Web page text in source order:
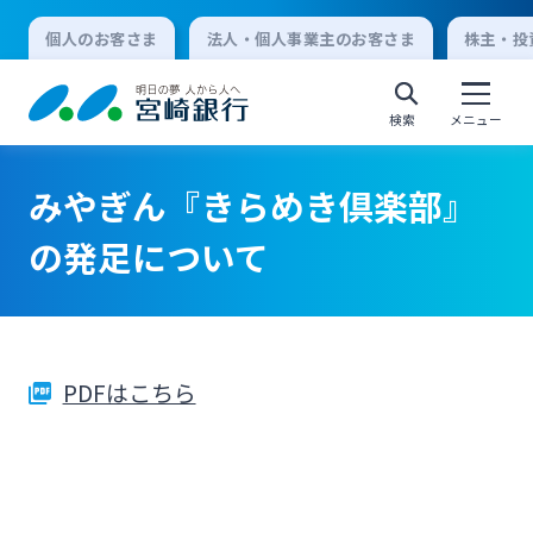
個人のお客さま 法人・個人事業主のお客さま 株主・
検索 メニュー
個人向けインターネットバンキング
ログオン
法人向けインターネットバンキング
みやぎん『きらめき倶楽部』
の発足について
PDFはこちら